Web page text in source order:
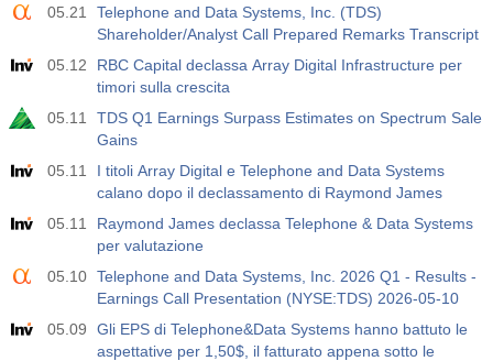
05.21
Telephone and Data Systems, Inc. (TDS)
Shareholder/Analyst Call Prepared Remarks Transcript
05.12
RBC Capital declassa Array Digital Infrastructure per
timori sulla crescita
05.11
TDS Q1 Earnings Surpass Estimates on Spectrum Sale
Gains
05.11
I titoli Array Digital e Telephone and Data Systems
calano dopo il declassamento di Raymond James
05.11
Raymond James declassa Telephone & Data Systems
per valutazione
05.10 Telephone and Data Systems, Inc. 2026 Q1 - Results -
Earnings Call Presentation (NYSE:TDS) 2026-05-10
05.09
Gli EPS di Telephone&Data Systems hanno battuto le
aspettative per 1,50$, il fatturato appena sotto le